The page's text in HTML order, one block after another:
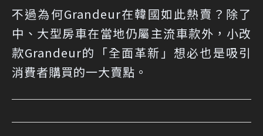
不過為何Grandeur在韓國如此熱賣？除了
中、大型房車在當地仍屬主流車款外，小改
款Grandeur的「全面革新」想必也是吸引
消費者購買的一大賣點。